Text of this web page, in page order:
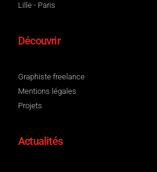
Lille - Paris
Découvrir
Graphiste freelance
Mentions légales
Projets
Actualités